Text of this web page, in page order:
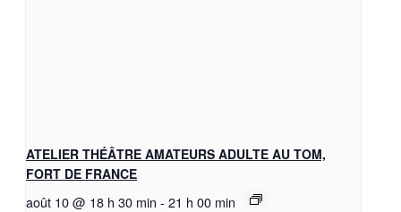
ATELIER THÉÂTRE AMATEURS ADULTE AU TOM,
FORT DE FRANCE
août 10 @ 18 h 30 min - 21 h 00 min